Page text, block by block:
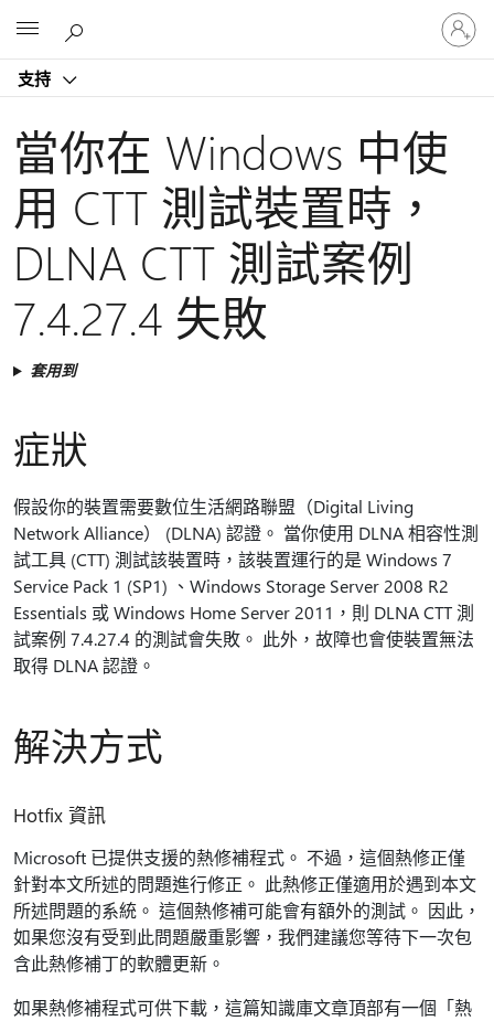
支持
登
入
您
戶
當你在 Windows 中使
用 CTT 測試裝置時，
DLNA CTT 測試案例
7.4.27.4 失敗
套用到
症狀
假設你的裝置需要數位生活網路聯盟（Digital Living
Network Alliance） (DLNA) 認證。 當你使用 DLNA 相容性測
試工具 (CTT) 測試該裝置時，該裝置運行的是 Windows 7
Service Pack 1 (SP1) 、Windows Storage Server 2008 R2
Essentials 或 Windows Home Server 2011，則 DLNA CTT 測
試案例 7.4.27.4 的測試會失敗。 此外，故障也會使裝置無法
取得 DLNA 認證。
解決方式
Hotfix 資訊
Microsoft 已提供支援的熱修補程式。 不過，這個熱修正僅
針對本文所述的問題進行修正。 此熱修正僅適用於遇到本文
所述問題的系統。 這個熱修補可能會有額外的測試。 因此，
如果您沒有受到此問題嚴重影響，我們建議您等待下一次包
含此熱修補丁的軟體更新。
如果熱修補程式可供下載，這篇知識庫文章頂部有一個「熱